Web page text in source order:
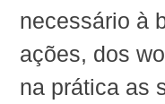
necessário à
ações, dos
na prática as